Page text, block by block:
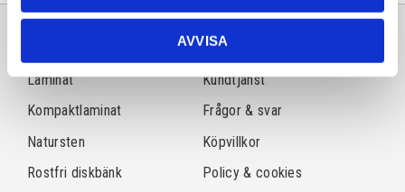
AVVISA
Laminat
Kompaktlaminat
Natursten
Rostfri diskbänk
Information
Kundtjänst
Frågor & svar
Köpvillkor
Policy & cookies